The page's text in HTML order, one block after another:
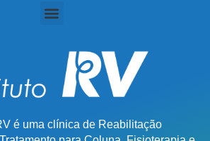
é uma clínica de Reabilitação